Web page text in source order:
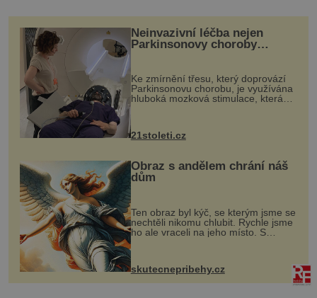
Neinvazivní léčba nejen
Parkinsonovy choroby
Ke zmírnění třesu, který doprovází
Parkinsonovu chorobu, je využívána
hluboká mozková stimulace, která
však vyžaduje vysoce invazivní
zákrok. Ultrazvuk zase není vhodný
k dostatečně přesnému zacílení ...
21stoleti.cz
Obraz s andělem chrání náš
dům
Ten obraz byl kýč, se kterým jsme se
nechtěli nikomu chlubit. Rychle jsme
ho ale vraceli na jeho místo. S
manželem Vaškem jsme si pořídili
chaloupku, takový domek na severu
Čech, kde jsme si naplánova...
skutecnepribehy.cz